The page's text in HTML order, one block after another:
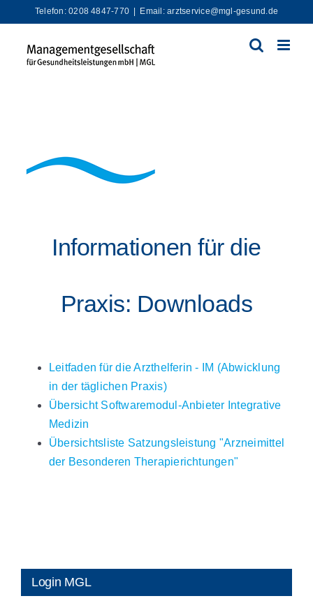
Inhalt
springen
Telefon: 0208 4847-770 Email: arztservice@mgl-gesund.de
Informationen für die
Praxis: Downloads
Leitfaden für die Arzthelferin - IM (Abwicklung
in der täglichen Praxis)
Übersicht Softwaremodul-Anbieter Integrative
Medizin
Übersichtsliste Satzungsleistung "Arzneimittel
der Besonderen Therapierichtungen"
Login MGL